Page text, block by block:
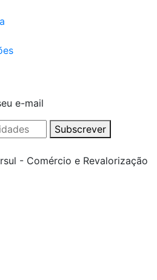
e-mail
Subscrever
- Comércio e Revalorização